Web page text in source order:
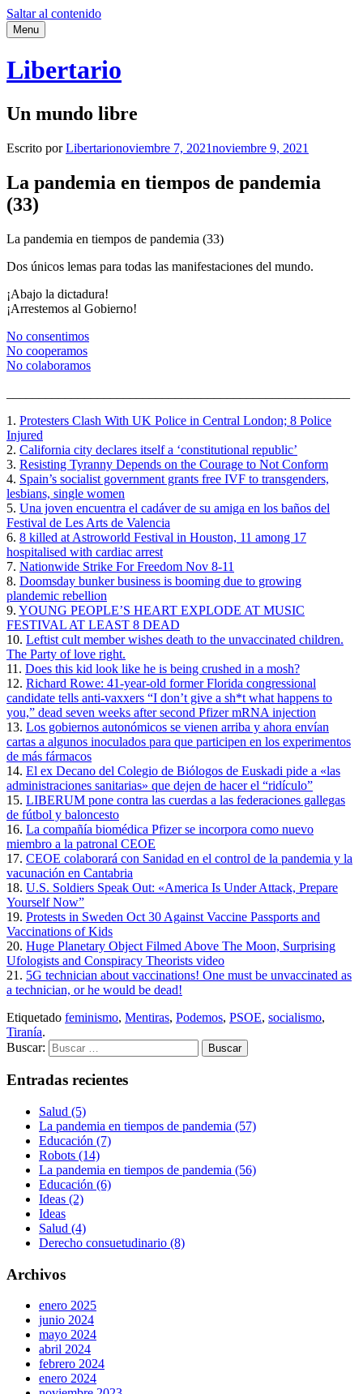
Saltar al contenido
Menu
Libertario
Un mundo libre
Escrito porLibertarionoviembre 7, 2021noviembre 9, 2021
La pandemia en tiempos de pandemia
(33)
La pandemia en tiempos de pandemia (33)
Dos únicos lemas para todas las manifestaciones del mundo.
¡Abajo la dictadura!
¡Arrestemos al Gobierno!
No consentimos
No cooperamos
No colaboramos
1. Protesters Clash With UK Police in Central London; 8 Police
Injured
2. California city declares itself a ‘constitutional republic’
3. Resisting Tyranny Depends on the Courage to Not Conform
4. Spain’s socialist government grants free IVF to transgenders,
lesbians, single women
5. Una joven encuentra el cadáver de su amiga en los baños del
Festival de Les Arts de Valencia
6. 8 killed at Astroworld Festival in Houston, 11 among 17
hospitalised with cardiac arrest
7. Nationwide Strike For Freedom Nov 8-11
8. Doomsday bunker business is booming due to growing
plandemic rebellion
9. YOUNG PEOPLE’S HEART EXPLODE AT MUSIC
FESTIVAL AT LEAST 8 DEAD
10. Leftist cult member wishes death to the unvaccinated children.
The Party of love right.
11. Does this kid look like he is being crushed in a mosh?
12. Richard Rowe: 41-year-old former Florida congressional
candidate tells anti-vaxxers “I don’t give a sh*t what happens to
you,” dead seven weeks after second Pfizer mRNA injection
13. Los gobiernos autonómicos se vienen arriba y ahora envían
cartas a algunos inoculados para que participen en los experimentos
de más fármacos
14. El ex Decano del Colegio de Biólogos de Euskadi pide a «las
administraciones sanitarias» que dejen de hacer el “ridículo”
15. LIBERUM pone contra las cuerdas a las federaciones gallegas
de fútbol y baloncesto
16. La compañía biomédica Pfizer se incorpora como nuevo
miembro a la patronal CEOE
17. CEOE colaborará con Sanidad en el control de la pandemia y la
vacunación en Cantabria
18. U.S. Soldiers Speak Out: «America Is Under Attack, Prepare
Yourself Now”
19. Protests in Sweden Oct 30 Against Vaccine Passports and
Vaccinations of Kids
20. Huge Planetary Object Filmed Above The Moon, Surprising
Ufologists and Conspiracy Theorists video
21. 5G technician about vaccinations! One must be unvaccinated as
a technician, or he would be dead!
Etiquetado feminismo, Mentiras, Podemos, PSOE, socialismo,
Tiranía.
Buscar:
Entradas recientes
Salud (5)
La pandemia en tiempos de pandemia (57)
Educación (7)
Robots (14)
La pandemia en tiempos de pandemia (56)
Educación (6)
Ideas (2)
Ideas
Salud (4)
Derecho consuetudinario (8)
Archivos
enero 2025
junio 2024
mayo 2024
abril 2024
febrero 2024
enero 2024